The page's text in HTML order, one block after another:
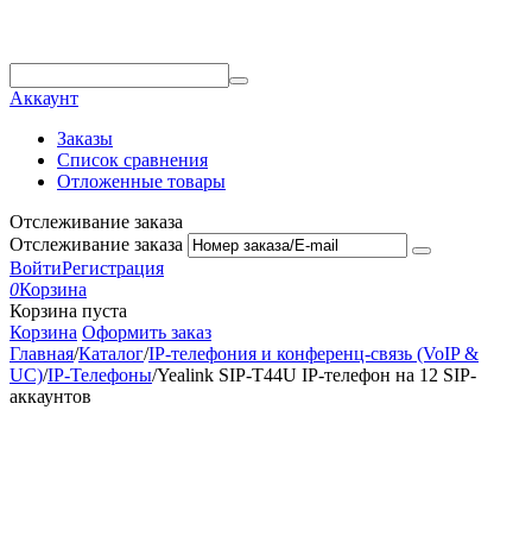
Аккаунт
Заказы
Список сравнения
Отложенные товары
Отслеживание заказа
Отслеживание заказа
ВойтиРегистрация
0Корзина
Корзина пуста
Корзина Оформить заказ
Главная/Каталог/IP-телефония и конференц-связь (VoIP &
UC)/IP-Телефоны/Yealink SIP-T44U IP-телефон на 12 SIP-
аккаунтов